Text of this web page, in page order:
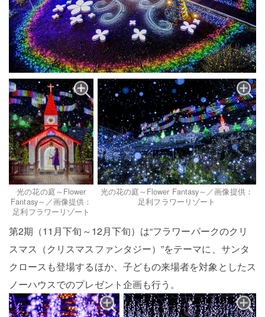
光の花の庭～Flower
Fantasy～／画像提供：
足利フラワーリゾート
光の花の庭～Flower Fantasy～／画像提供：
足利フラワーリゾート
第2期（11月下旬～12月下旬）は“フラワーパークのクリ
スマス（クリスマスファンタジー）”をテーマに、サンタ
クロースも登場するほか、子どもの来場者を対象としたス
ノーハウスでのプレゼント企画も行う。